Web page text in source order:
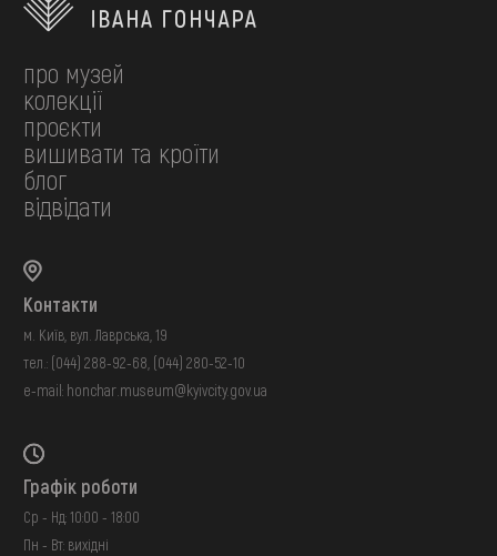
про музей
колекції
проєкти
вишивати та кроїти
блог
відвідати
Контакти
м. Київ, вул. Лаврська, 19
тел.: (044) 288-92-68 (044) 280-52-10
e-mail: honchar.museum@kyivcity.gov.ua
Графік роботи
Ср - Нд: 10:00 - 18:00
Пн - Вт: вихідні